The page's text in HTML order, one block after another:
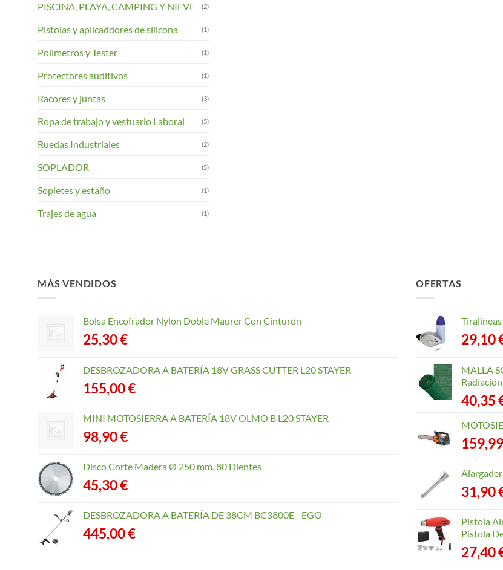
PISCINA, PLAYA, CAMPING Y NIEVE (2)
Pistolas y aplicaddores de silicona (1)
Polimetros y Tester (1)
Protectores auditivos (1)
Racores y juntas (3)
Ropa de trabajo y vestuario Laboral (5)
Ruedas Industriales (2)
SOPLADOR (5)
Sopletes y estaño (1)
Trajes de agua (1)
MÁS VENDIDOS
Bolsa Encofrador Nylon Doble Maurer Con Cinturón
25,30€
DESBROZADORA A BATERÍA 18V GRASS CUTTER L20 STAYER
155,00€
MINI MOTOSIERRA A BATERÍA 18V OLMO B L20 STAYER
98,90€
Disco Corte Madera Ø 250 mm. 80 Dientes
45,30€
DESBROZADORA A BATERÍA DE 38CM BC3800E - EGO
445,00€
OFERTAS
29,10
MALLA
40,35
159,99
31,90
Pistola
Pistola
27,40